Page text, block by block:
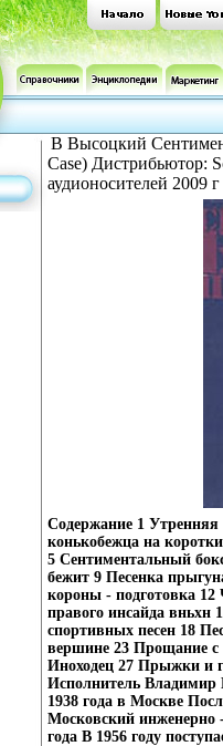
В Высоцкий
Case) Дистрибьютор:
аудионосителей 2009
Содержание 1
конькобежца на
5 Сентиментальный
бежит 9 Песенка
короны - подготовка
правого инсайда вньхн
спортивных песен 18
вершине 23 Прощание с
Иноходец 27 Прыжки и
Исполнитель
1938 года в Москве
Московский инженерно
года В 1956 году